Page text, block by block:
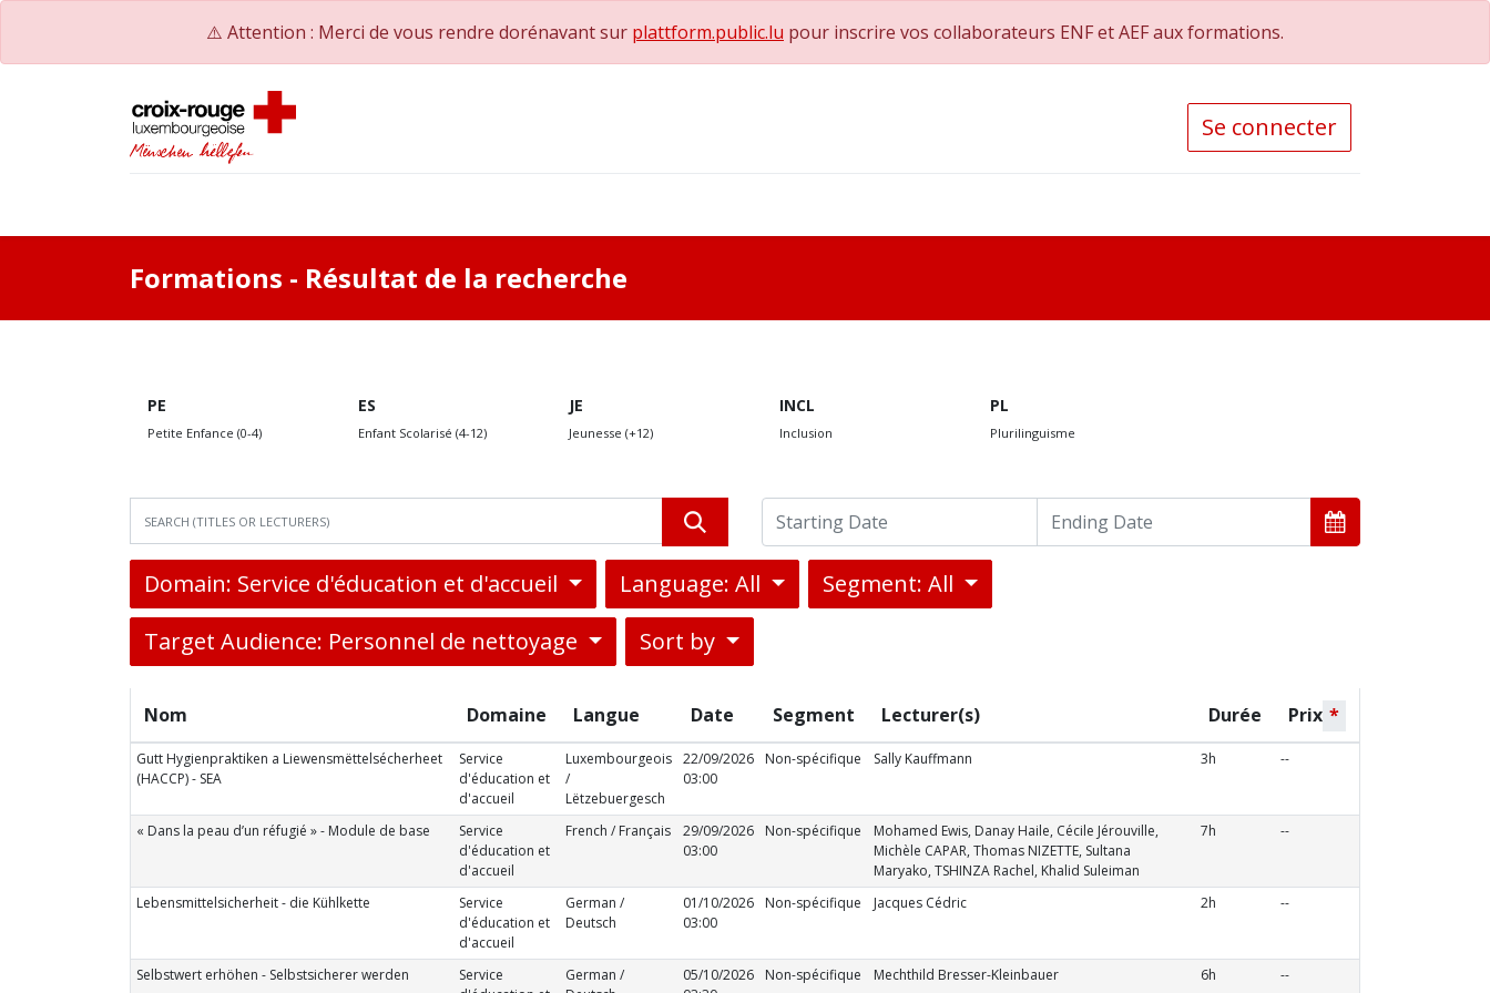
⚠️ Attention : Merci de vous rendre dorénavant sur plattform.public.lu pour inscrire vos collaborateurs ENF et AEF aux formations.
Se connecter
Formations - Résultat de la recherche
PE
Petite Enfance (0-4)
ES
Enfant Scolarisé (4-12)
JE
Jeunesse (+12)
INCL
Inclusion
PL
Plurilinguisme
Domain: Service d'éducation et d'accueil Language: All
Segment: All
Target Audience: Personnel de nettoyage
Sort by
Nom Domaine Langue Date Segment Lecturer(s) Durée Prix *
Gutt Hygienpraktiken a Liewensmëttelsécherheet
(HACCP) - SEA
Service
d'éducation et
d'accueil
Luxembourgeois
/
Lëtzebuergesch
22/09/2026
03:00
Non-spécifique Sally Kauffmann 3h --
« Dans la peau d’un réfugié » - Module de base
Service
d'éducation et
d'accueil
French / Français
29/09/2026
03:00
Non-spécifique
Mohamed Ewis, Danay Haile, Cécile Jérouville,
Michèle CAPAR, Thomas NIZETTE, Sultana
Maryako, TSHINZA Rachel, Khalid Suleiman
7h --
Lebensmittelsicherheit - die Kühlkette
Service
d'éducation et
d'accueil
German /
Deutsch
01/10/2026
03:00
Non-spécifique Jacques Cédric 2h --
Selbstwert erhöhen - Selbstsicherer werden
Service
German /
05/10/2026
Non-spécifique Mechthild Bresser-Kleinbauer 6h --